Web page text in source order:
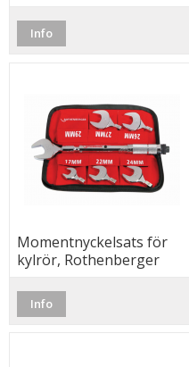
Info
Momentnyckelsats för
kylrör, Rothenberger
Info